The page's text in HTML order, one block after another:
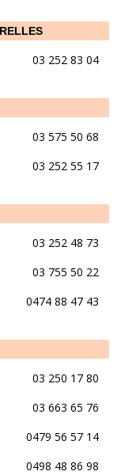
03 252 83 04
03 575 50 68
03 252 55 17
03 252 48 73
03 755 50 22
0474 88 47 43
03 250 17 80
03 663 65 76
0479 56 57 14
0498 48 86 98